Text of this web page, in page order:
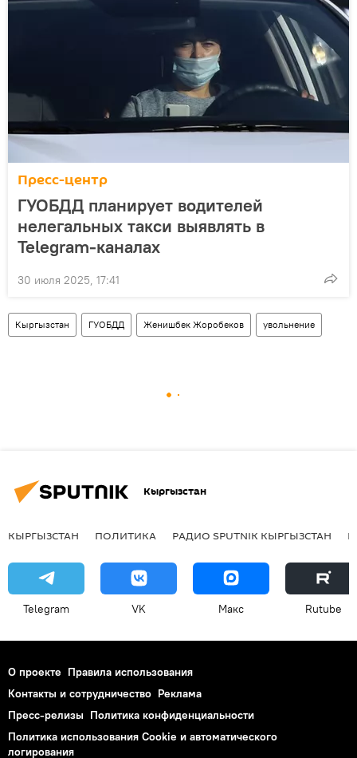
Пресс-центр
ГУОБДД планирует водителей
нелегальных такси выявлять в
Telegram-каналах
30 июля 2025, 17:41
Кыргызстан ГУОБДД Женишбек Жоробеков увольнение
Кыргызстан
КЫРГЫЗСТАН ПОЛИТИКА РАДИО SPUTNIK КЫРГЫЗСТАН
Telegram VK Макс Rutube
О проекте Правила использования
Контакты и сотрудничество Реклама
Пресс-релизы Политика конфиденциальности
Политика использования Cookie и автоматического
логирования